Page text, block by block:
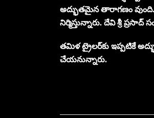
అద్భుతమైన తారాగణం వుంది.
నిర్మిస్తున్నారు. దేవి శ్రీ
తమిళ ట్రైలర్‌కు ఇప్పటికే
చేయనున్నారు.